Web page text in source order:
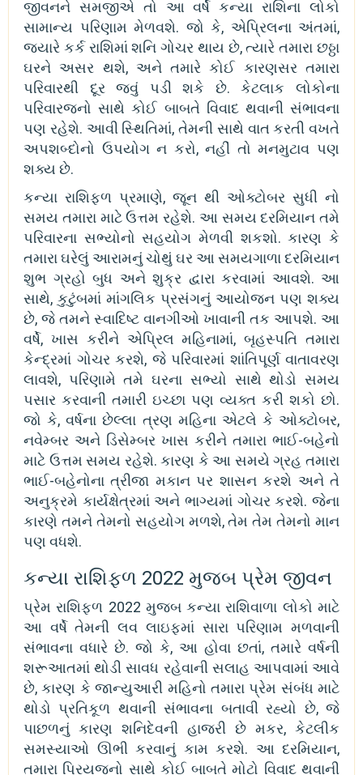
જીવનને સમજીએ તો આ વર્ષે કન્યા રાશિના લોકો
સામાન્ય પરિણામ મેળવશે. જો કે, એપ્રિલના અંતમાં,
જ્યારે કર્ક રાશિમાં શનિ ગોચર થાય છે, ત્યારે તમારા છઠ્ઠા
ઘરને અસર થશે, અને તમારે કોઈ કારણસર તમારા
પરિવારથી દૂર જવું પડી શકે છે. કેટલાક લોકોના
પરિવારજનો સાથે કોઈ બાબતે વિવાદ થવાની સંભાવના
પણ રહેશે. આવી સ્થિતિમાં, તેમની સાથે વાત કરતી વખતે
અપશબ્દોનો ઉપયોગ ન કરો, નહીં તો મનમુટાવ પણ
શક્ય છે.
કન્યા રાશિફળ પ્રમાણે, જૂન થી ઓક્ટોબર સુધી નો
સમય તમારા માટે ઉત્તમ રહેશે. આ સમય દરમિયાન તમે
પરિવારના સભ્યોનો સહયોગ મેળવી શકશો. કારણ કે
તમારા ઘરેલું આરામનું ચોથું ઘર આ સમયગાળા દરમિયાન
શુભ ગ્રહો બુધ અને શુક્ર દ્વારા કરવામાં આવશે. આ
સાથે, કુટુંબમાં માંગલિક પ્રસંગનું આયોજન પણ શક્ય
છે, જે તમને સ્વાદિષ્ટ વાનગીઓ ખાવાની તક આપશે. આ
વર્ષે, ખાસ કરીને એપ્રિલ મહિનામાં, બૃહસ્પતિ તમારા
કેન્દ્રમાં ગોચર કરશે, જે પરિવારમાં શાંતિપૂર્ણ વાતાવરણ
લાવશે, પરિણામે તમે ઘરના સભ્યો સાથે થોડો સમય
પસાર કરવાની તમારી ઇચ્છા પણ વ્યક્ત કરી શકો છો.
જો કે, વર્ષના છેલ્લા ત્રણ મહિના એટલે કે ઓક્ટોબર,
નવેમ્બર અને ડિસેમ્બર ખાસ કરીને તમારા ભાઈ-બહેનો
માટે ઉત્તમ સમય રહેશે. કારણ કે આ સમયે ગ્રહ તમારા
ભાઈ-બહેનોના ત્રીજા મકાન પર શાસન કરશે અને તે
અનુક્રમે કાર્યક્ષેત્રમાં અને ભાગ્યમાં ગોચર કરશે. જેના
કારણે તમને તેમનો સહયોગ મળશે, તેમ તેમ તેમનો માન
પણ વધશે.
કન્યા રાશિફળ 2022 મુજબ પ્રેમ જીવન
પ્રેમ રાશિફળ 2022 મુજબ કન્યા રાશિવાળા લોકો માટે
આ વર્ષે તેમની લવ લાઇફમાં સારા પરિણામ મળવાની
સંભાવના વધારે છે. જો કે, આ હોવા છતાં, તમારે વર્ષની
શરૂઆતમાં થોડી સાવધ રહેવાની સલાહ આપવામાં આવે
છે, કારણ કે જાન્યુઆરી મહિનો તમારા પ્રેમ સંબંધ માટે
થોડો પ્રતિકૂળ થવાની સંભાવના બતાવી રહ્યો છે, જે
પાછળનું કારણ શનિદેવની હાજરી છે મકર, કેટલીક
સમસ્યાઓ ઊભી કરવાનું કામ કરશે. આ દરમિયાન,
તમારા પ્રિયજનો સાથે કોઈ બાબતે મોટો વિવાદ થવાની